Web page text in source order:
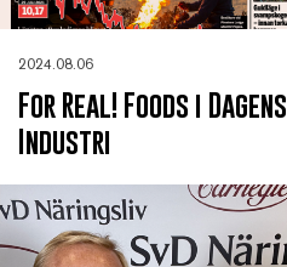
2024.08.06
For Real! Foods i Dagens
Industri